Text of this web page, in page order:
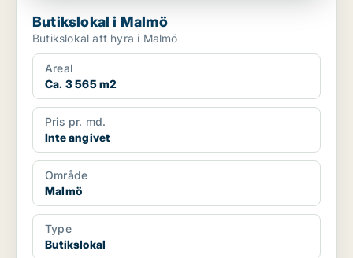
Butikslokal i Malmö
Butikslokal att hyra i Malmö
Areal
Ca. 3 565 m2
Pris pr. md.
Inte angivet
Område
Malmö
Type
Butikslokal